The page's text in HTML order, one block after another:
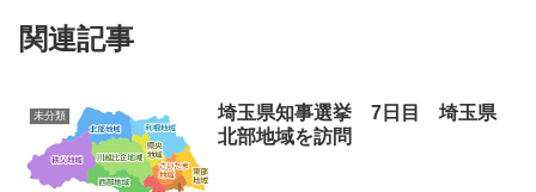
関連記事
未分類
埼玉県知事選挙 7日目 埼玉県
北部地域を訪問